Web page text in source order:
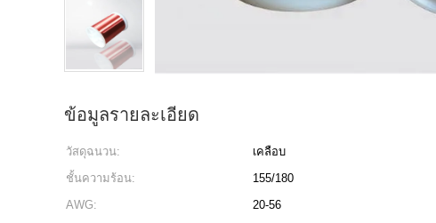
ข้อมูลรายละเอียด
วัสดุฉนวน: เคลือบ
ชั้นความร้อน:
155/180
AWG:
20-56